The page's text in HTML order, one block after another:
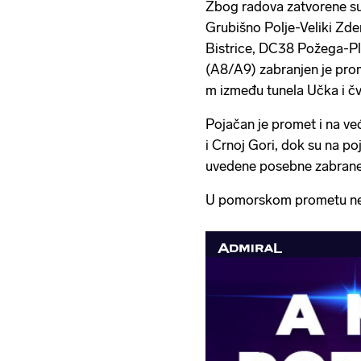
Zbog radova zatvorene
Grubišno Polje-Veliki
Bistrice, DC38 Požega-
(A8/A9) zabranjen je
m između tunela Učka i
Pojačan je promet i na
i Crnoj Gori, dok su na
uvedene posebne
U pomorskom prometu